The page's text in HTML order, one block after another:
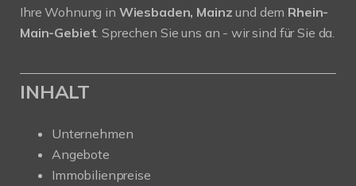
Ihre Wohnung in Wiesbaden, Mainzund dem Rhein-
Main-Gebiet. Sprechen Sie uns an - wir sind für Sie da.
INHALT
Unternehmen
Angebote
Immobilienpreise